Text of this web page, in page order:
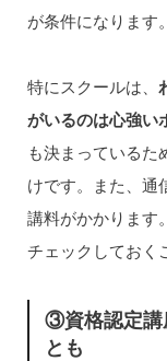
が条件になります。
特にスクールは、
がいるのは心強い
も決まっている
けです。また、通
講料がかかります
チェックしておく
③資格認定講
とも